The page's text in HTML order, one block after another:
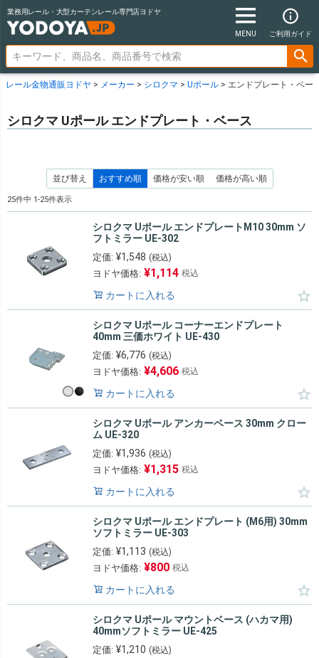
業務用レール・大型カーテンレール専門店ヨドヤ
MENU ご利用ガイド
レール金物通販ヨドヤ メーカー シロクマ Uポール エンドプレート・ベー
シロクマ Uポール エンドプレート・ベース
並び替え おすすめ順 価格が安い順 価格が高い順
25件中 1-25件表示
シロクマ Uポール エンドプレートM10 30mm ソ
フトミラー UE-302
定価: ¥1,548 (税込)
ヨドヤ価格: ¥1,114 税込
カートに入れる
シロクマ Uポール コーナーエンドプレート
40mm 三価ホワイト UE-430
定価: ¥6,776 (税込)
ヨドヤ価格: ¥4,606 税込
カートに入れる
シロクマ Uポール アンカーベース 30mm クロー
ム UE-320
定価: ¥1,936 (税込)
ヨドヤ価格: ¥1,315 税込
カートに入れる
シロクマ Uポール エンドプレート (M6用) 30mm
ソフトミラー UE-303
定価: ¥1,113 (税込)
ヨドヤ価格: ¥800 税込
カートに入れる
シロクマ Uポール マウントベース (ハカマ用)
40mmソフトミラー UE-425
定価: ¥1,210 (税込)